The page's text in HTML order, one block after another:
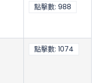
點擊數: 988
點擊數: 1074